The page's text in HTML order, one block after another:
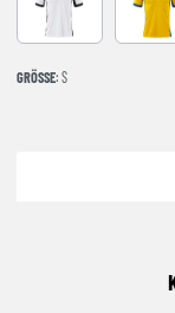
WHITE-BLACK
GRÖSSE : S